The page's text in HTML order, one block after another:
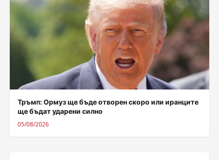
Тръмп: Ормуз ще бъде отворен скоро или иранците
ще бъдат ударени силно
05/08/2026